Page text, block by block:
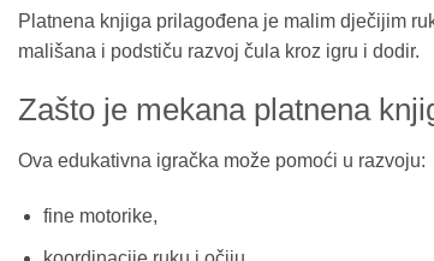
Platnena knjiga prilagođena je malim dječijim
mališana i podstiču razvoj čula kroz igru i dodir.
Zašto je mekana platnena
Ova edukativna igračka može pomoći u razvoju:
fine motorike,